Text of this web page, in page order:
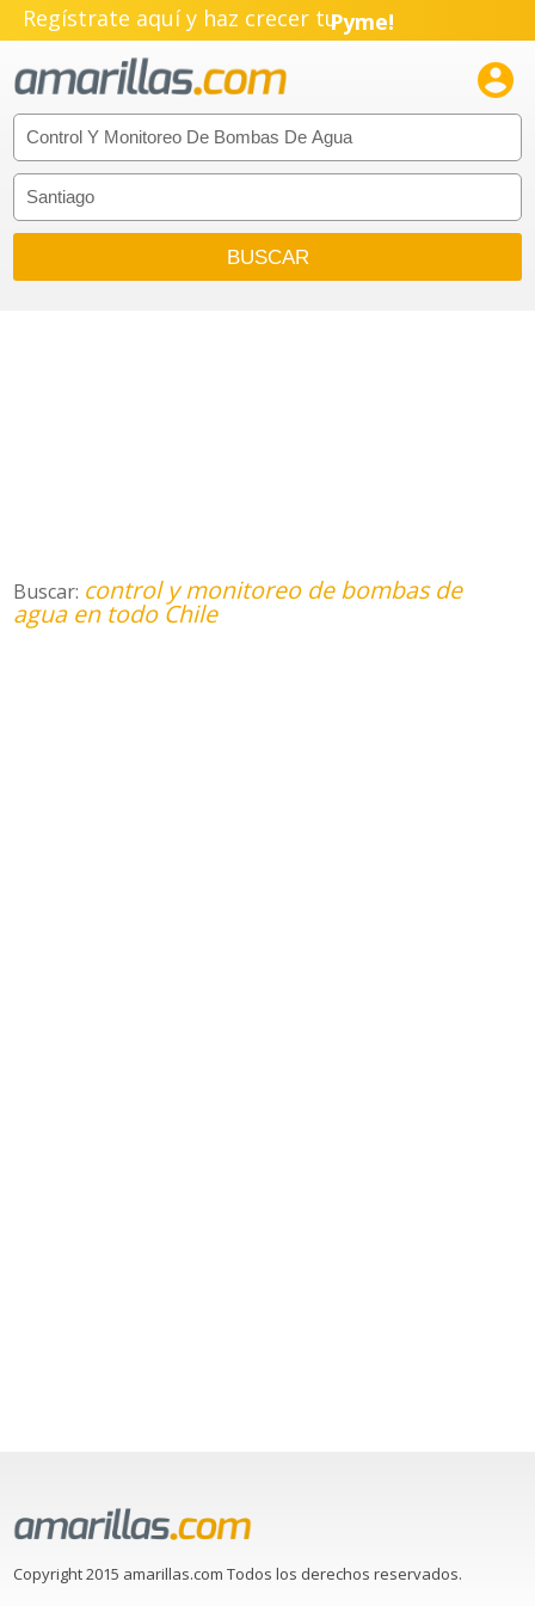
Regístrate aquí y haz crecer tuPyme!
Emprendimiento!

Buscar: control y monitoreo de bombas de
agua en todo Chile
Copyright 2015 amarillas.com Todos los derechos reservados.